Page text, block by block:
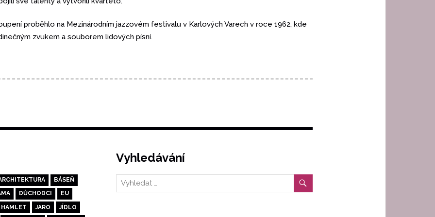
proběhlo na Mezinárodním jazzovém festivalu v Karlových Varech v roce 1962, kde
zvukem a souborem lidových písní.
BÁSEŇ
DŮCHODCI EU
HAMLET JARO JÍDLO
Vyhledávání